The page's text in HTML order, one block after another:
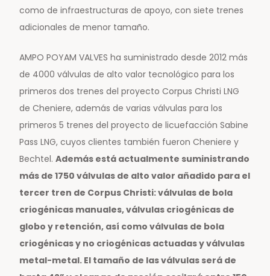
como de infraestructuras de apoyo, con siete trenes
adicionales de menor tamaño.
AMPO POYAM VALVES ha suministrado desde 2012 más
de 4000 válvulas de alto valor tecnológico para los
primeros dos trenes del proyecto Corpus Christi LNG
de Cheniere, además de varias válvulas para los
primeros 5 trenes del proyecto de licuefacción Sabine
Pass LNG, cuyos clientes también fueron Cheniere y
Bechtel. Además está actualmente suministrando
más de 1750 válvulas de alto valor añadido para el
tercer tren de Corpus Christi: válvulas de bola
criogénicas manuales, válvulas criogénicas de
globo y retención, así como válvulas de bola
criogénicas y no criogénicas actuadas y válvulas
metal-metal. El tamaño de las válvulas será de